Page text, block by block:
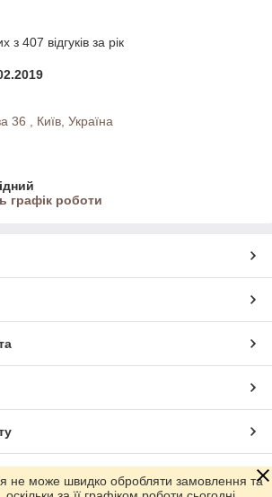
з 407 відгуків за рік
36 , Київ, Україна
графік роботи
маркетплейсіProm.ua
не може швидко обробляти замовлення та